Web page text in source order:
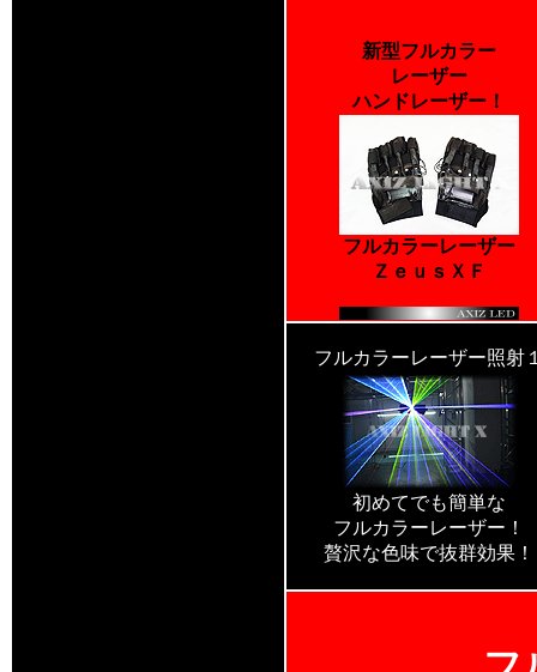
新型フルカラー
レーザー
ハンドレーザー！
フルカラーレーザー
ＺｅｕｓＸＦ
フルカラーレーザー照射
初めてでも簡単な
フルカラーレーザー！
贅沢な色味で抜群効果！